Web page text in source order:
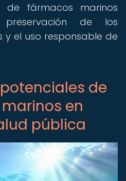
de fármacos marinos
de los
y el uso responsable de
de
en
pública